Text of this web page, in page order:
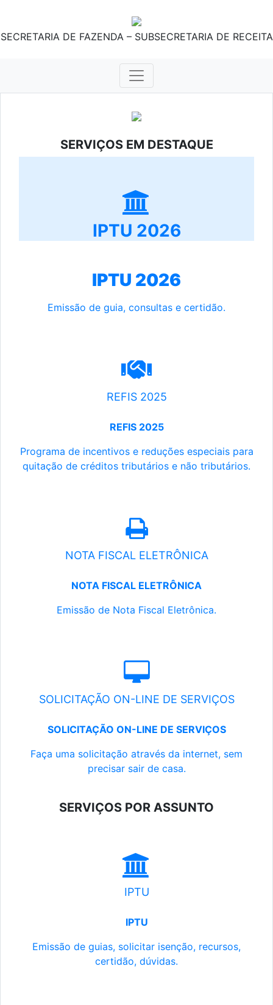
SECRETARIA DE FAZENDA – SUBSECRETARIA DE RECEITA
SERVIÇOS EM DESTAQUE
IPTU 2026
IPTU 2026
Emissão de guia, consultas e certidão.
REFIS 2025
REFIS 2025
Programa de incentivos e reduções especiais para
quitação de créditos tributários e não tributários.
NOTA FISCAL ELETRÔNICA
NOTA FISCAL ELETRÔNICA
Emissão de Nota Fiscal Eletrônica.
SOLICITAÇÃO ON-LINE DE SERVIÇOS
SOLICITAÇÃO ON-LINE DE SERVIÇOS
Faça uma solicitação através da internet, sem
precisar sair de casa.
SERVIÇOS POR ASSUNTO
IPTU
IPTU
Emissão de guias, solicitar isenção, recursos,
certidão, dúvidas.